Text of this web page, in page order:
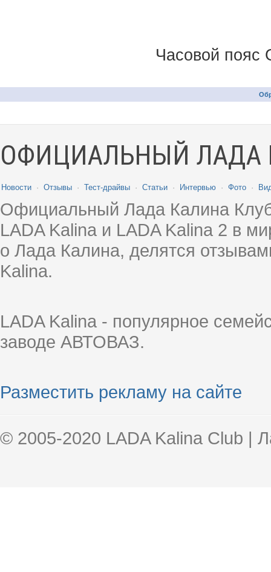
Часовой пояс
ОФИЦИАЛЬНЫЙ ЛАДА
Новости · Отзывы · Тест-драйвы · Статьи · Интервью · Фото ·
Официальный Лада Калина
LADA Kalina и LADA Kalina 2 в
о Лада Калина, делятся
Kalina.
LADA Kalina - популярное
заводе АВТОВАЗ.
Разместить рекламу на сайте
© 2005-2020 LADA Kalina Club |